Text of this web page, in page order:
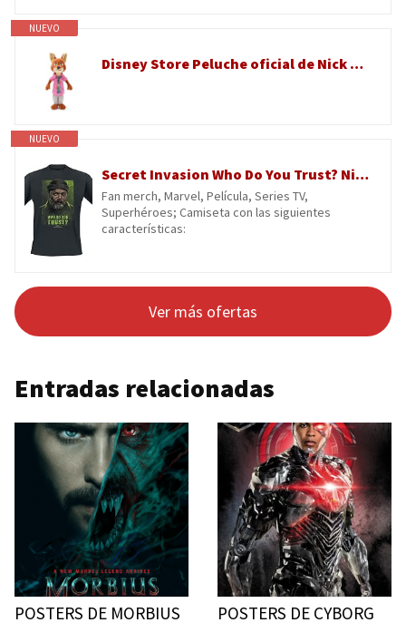
NUEVO
Disney Store Peluche oficial de Nick Wilde Zootopia 2 juguetes para niñas y niños, lindo animal de peluche con detalles detallados de escultura de felpa y detalles bordados, juguetes de Disney para
NUEVO
Secret Invasion Who Do You Trust? Nick Fury Hombre Camiseta Negro 100% algodón Regular
Fan merch, Marvel, Película, Series TV,
Superhéroes; Camiseta con las siguientes
características:
Ver más ofertas
Entradas relacionadas
POSTERS DE MORBIUS POSTERS DE CYBORG